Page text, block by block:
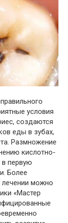
условия
создаются
еды в зубах,
Размножение
кислотно-
в первую
Более
можно
«Мастер